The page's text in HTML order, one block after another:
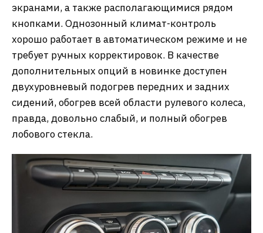
экранами, а также располагающимися рядом
кнопками. Однозонный климат-контроль
хорошо работает в автоматическом режиме и не
требует ручных корректировок. В качестве
дополнительных опций в новинке доступен
двухуровневый подогрев передних и задних
сидений, обогрев всей области рулевого колеса,
правда, довольно слабый, и полный обогрев
лобового стекла.